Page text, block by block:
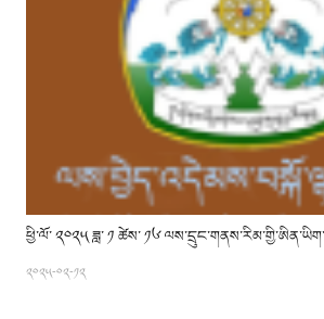
ཕྱི་ལོ་ ༢༠༢༥ ཟླ་ ༡ ཚེས་ ༡༦
༢༠༢༥-༠༢-༡༢